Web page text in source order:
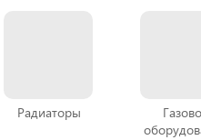
Радиаторы